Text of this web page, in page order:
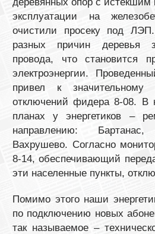
эксплуатации на
очистили просеку под
разных причин деревья
провода, что становится
электроэнергии.
привел к значительному
отключений фидера 8-08. В
планах у энергетиков –
направлению:
Вахрушево. Согласно
8-14, обеспечивающий
эти населенные пункты,
Помимо этого наши
по подключению новых
так называемое –